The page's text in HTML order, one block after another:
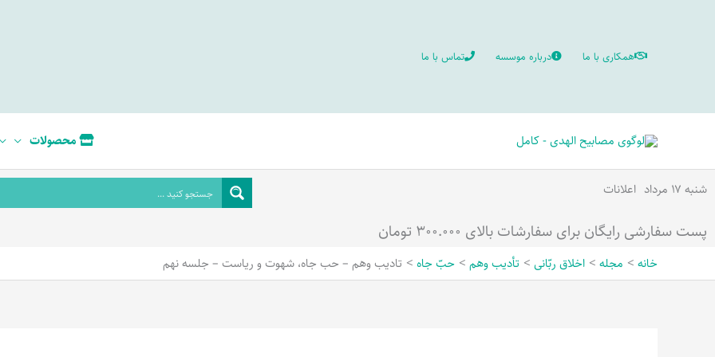
همکاری با ما درباره موسسه تماس با ما
محصولات
شنبه ۱۷ مرداد اعلانات
پست سفارشی رایگان برای سفارشات بالای ۳۰۰.۰۰۰ تومان
خانه مجله اخلاق ربّانی تأدیب وهم حبّ جاه تادیب وهم – حب جاه، شهوت و ریاست – جلسه نهم